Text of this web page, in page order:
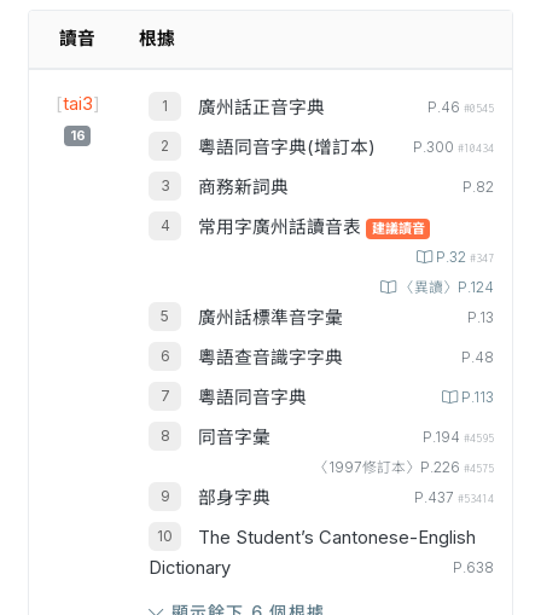
讀音 根據
[tai3]
16
廣州話正音字典 P.46 #0545
粵語同音字典(增訂本) P.300 #10434
商務新詞典 P.82
常用字廣州話讀音表 建議讀音
P.32 #347
〈異讀〉P.124
廣州話標準音字彙 P.13
粵語查音識字字典 P.48
粵語同音字典 P.113
同音字彙 P.194 #4595
〈1997修訂本〉P.226 #4575
部身字典 P.437 #53414
The Student’s Cantonese-English
Dictionary
P.638